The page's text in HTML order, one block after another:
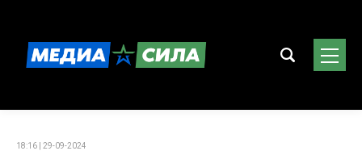
18:16 | 29-09-2024